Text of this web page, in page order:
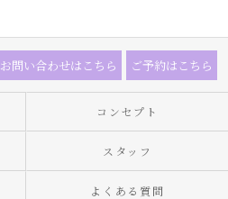
お問い合わせはこちら ご予約はこちら
コンセプト
スタッフ
よくある質問